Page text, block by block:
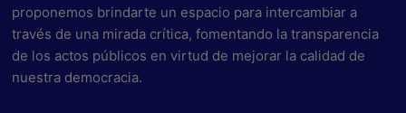
proponemos brindarte un espacio para intercambiar a
través de una mirada crítica, fomentando la transparencia
de los actos públicos en virtud de mejorar la calidad de
nuestra democracia.